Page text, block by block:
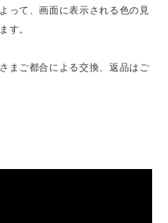
って、画面に表示される色の見
す。
まご都合による交換、返品はご